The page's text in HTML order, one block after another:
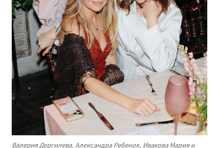
Валерия Дергилева, Александра Ребенок, Ивакова Мария и